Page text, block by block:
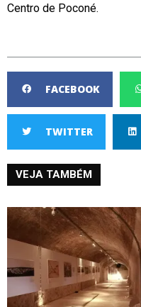
Centro de Poconé.
FACEBOOK
TWITTER
VEJA TAMBÉM